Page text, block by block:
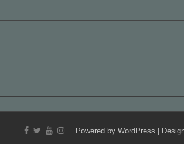
Powered by WordPress |